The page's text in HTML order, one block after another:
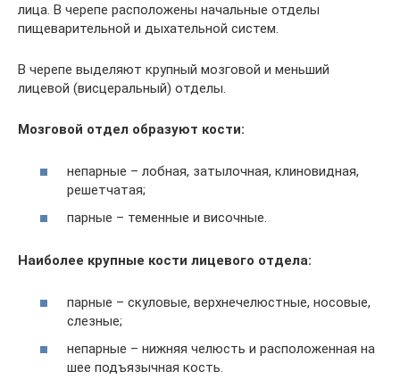
лица. В черепе расположены начальные отделы
пищеварительной и дыхательной систем.
В черепе выделяют крупный мозговой и меньший
лицевой (висцеральный) отделы.
Мозговой отдел образуют кости:
непарные – лобная, затылочная, клиновидная,
решетчатая;
парные – теменные и височные.
Наиболее крупные кости лицевого отдела:
парные – скуловые, верхнечелюстные, носовые,
слезные;
непарные – нижняя челюсть и расположенная на
шее подъязычная кость.